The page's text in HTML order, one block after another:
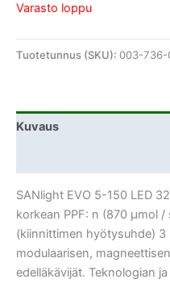
Varasto loppu
Tuotetunnus (SKU): 003-736-
Kuvaus
SANlight EVO 5-150 LED
korkean PPF: n (870 µmol
(kiinnittimen hyötysuhde)
modulaarisen,
edelläkävijät. Teknologian